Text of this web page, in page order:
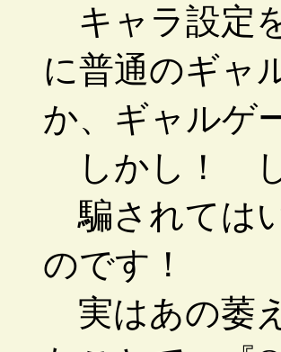
キャラ設定
に普通のギャ
か、ギャルゲ
しかし！
騙されては
のです！
実はあの萎